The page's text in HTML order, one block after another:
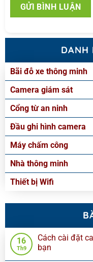
DANH
Bãi đỗ xe thông minh
Camera giám sát
Cổng từ an ninh
Đầu ghi hình camera
Máy chấm công
Nhà thông minh
Thiết bị Wifi
16
Th9
Cách cài đặt
bạn